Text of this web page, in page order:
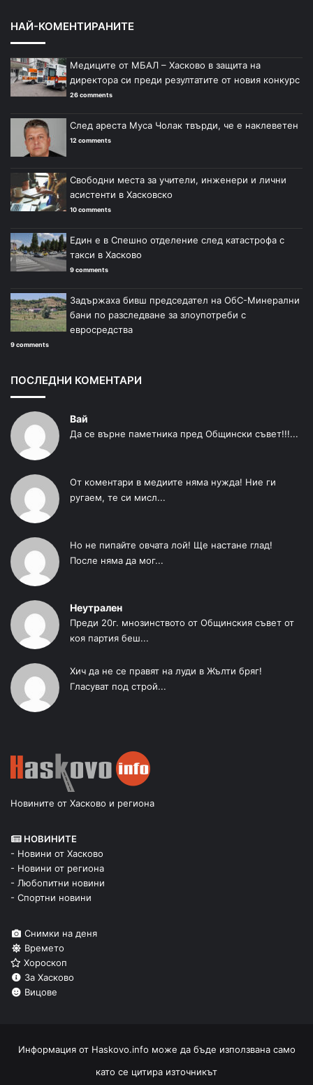
НАЙ-КОМЕНТИРАНИТЕ
Медиците от МБАЛ – Хасково в защита на
директора си преди резултатите от новия конкурс
26 comments
След ареста Муса Чолак твърди, че е наклеветен
12 comments
Свободни места за учители, инженери и лични
асистенти в Хасковско
10 comments
Един е в Спешно отделение след катастрофа с
такси в Хасково
9 comments
Задържаха бивш председател на ОбС-Минерални
бани по разследване за злоупотреби с
евросредства
9 comments
ПОСЛЕДНИ КОМЕНТАРИ
Вай
Да се върне паметника пред Общински съвет!!!...
От коментари в медиите няма нужда! Ние ги
ругаем, те си мисл...
Но не пипайте овчата лой! Ще настане глад!
После няма да мог...
Неутрален
Преди 20г. мнозинството от Общинския съвет от
коя партия беш...
Хич да не се правят на луди в Жълти бряг!
Гласуват под строй...
Новините от Хасково и региона
НОВИНИТЕ
- Новини от Хасково
- Новини от региона
- Любопитни новини
- Спортни новини
Снимки на деня
Времето
Хороскоп
За Хасково
Вицове
Информация от Haskovo.info може да бъде използвана само
като се цитира източникът